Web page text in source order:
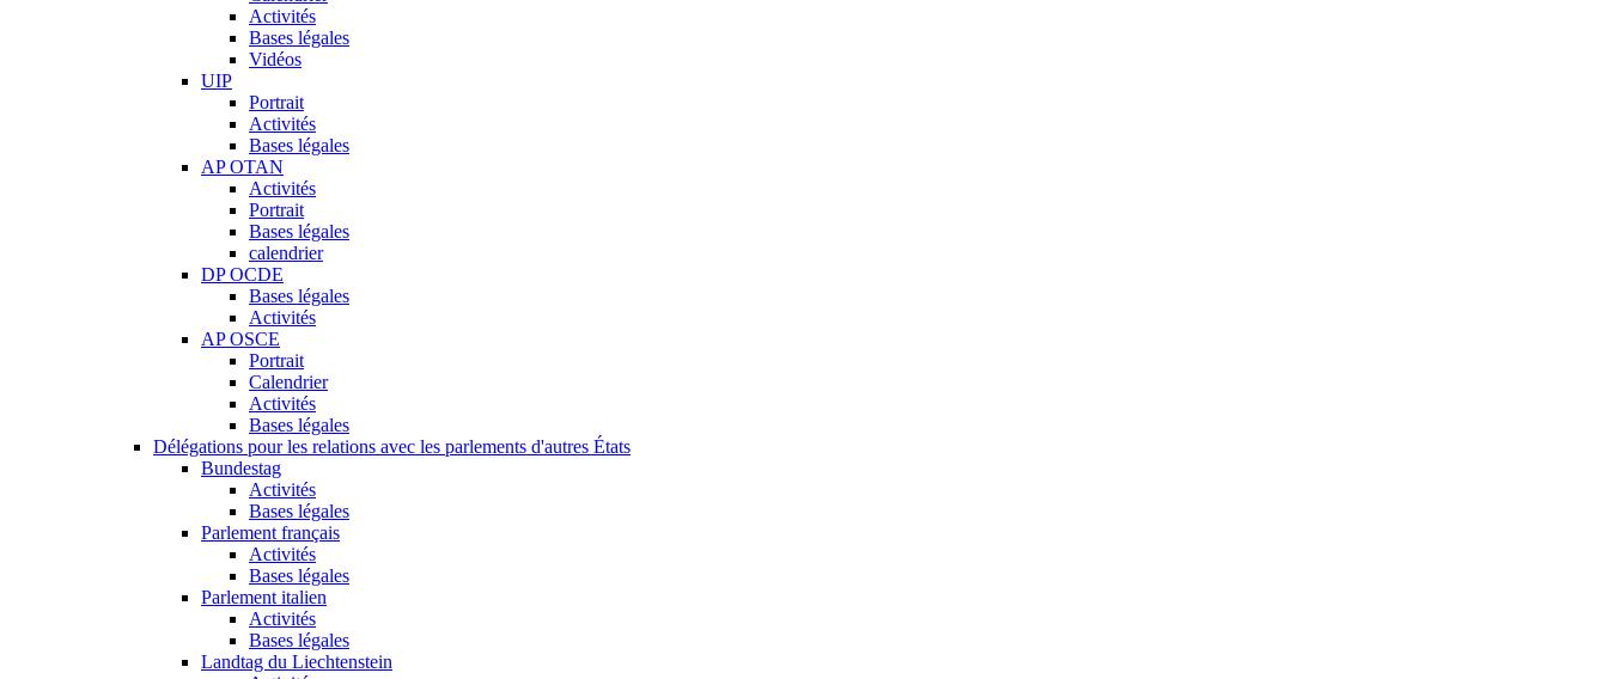
Activités
Bases légales
Vidéos
UIP
Portrait
Activités
Bases légales
AP OTAN
Activités
Portrait
Bases légales
calendrier
DP OCDE
Bases légales
Activités
AP OSCE
Portrait
Calendrier
Activités
Bases légales
Délégations pour les relations avec les parlements d'autres États
Bundestag
Activités
Bases légales
Parlement français
Activités
Bases légales
Parlement italien
Activités
Bases légales
Landtag du Liechtenstein